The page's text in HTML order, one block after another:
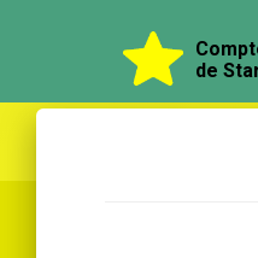
de